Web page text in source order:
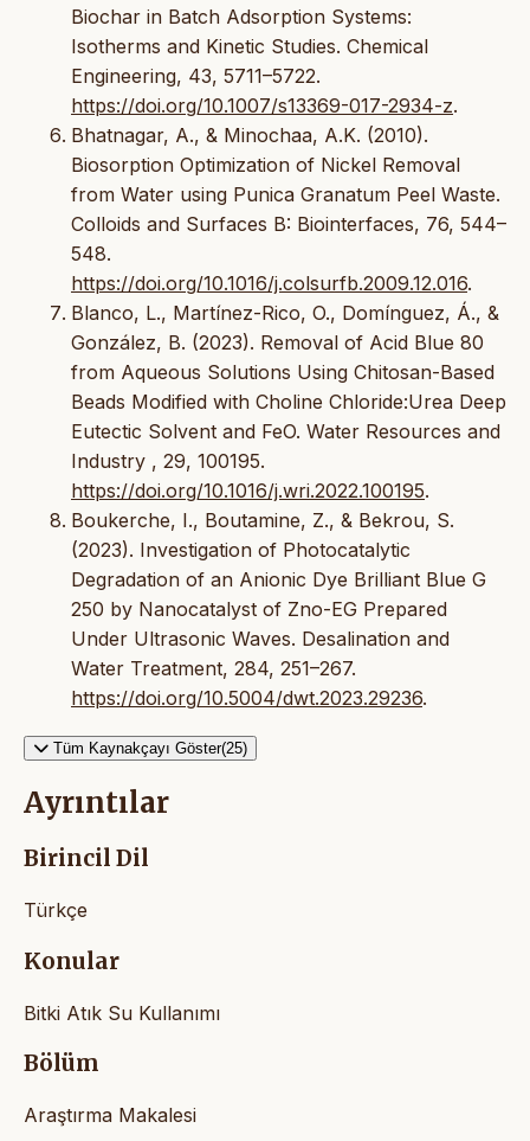
Biochar in Batch Adsorption Systems:
Isotherms and Kinetic Studies. Chemical
Engineering, 43, 5711–5722.
https://doi.org/10.1007/s13369-017-2934-z.
Bhatnagar, A., & Minochaa, A.K. (2010).
Biosorption Optimization of Nickel Removal
from Water using Punica Granatum Peel Waste.
Colloids and Surfaces B: Biointerfaces, 76, 544–
548.
https://doi.org/10.1016/j.colsurfb.2009.12.016.
Blanco, L., Martínez-Rico, O., Domínguez, Á., &
González, B. (2023). Removal of Acid Blue 80
from Aqueous Solutions Using Chitosan-Based
Beads Modified with Choline Chloride:Urea Deep
Eutectic Solvent and FeO. Water Resources and
Industry , 29, 100195.
https://doi.org/10.1016/j.wri.2022.100195.
Boukerche, I., Boutamine, Z., & Bekrou, S.
(2023). Investigation of Photocatalytic
Degradation of an Anionic Dye Brilliant Blue G
250 by Nanocatalyst of Zno-EG Prepared
Under Ultrasonic Waves. Desalination and
Water Treatment, 284, 251–267.
https://doi.org/10.5004/dwt.2023.29236.
Tüm Kaynakçayı Göster(25)
Ayrıntılar
Birincil Dil
Türkçe
Konular
Bitki Atık Su Kullanımı
Bölüm
Araştırma Makalesi